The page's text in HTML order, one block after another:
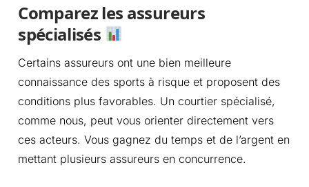
Comparez les assureurs
spécialisés
Certains assureurs ont une bien meilleure
connaissance des sports à risque et proposent des
conditions plus favorables. Un courtier spécialisé,
comme nous, peut vous orienter directement vers
ces acteurs. Vous gagnez du temps et de l’argent en
mettant plusieurs assureurs en concurrence.